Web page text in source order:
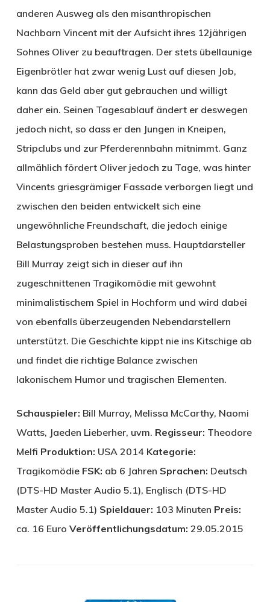
anderen Ausweg als den misanthropischen
Nachbarn Vincent mit der Aufsicht ihres 12jährigen
Sohnes Oliver zu beauftragen. Der stets übellaunige
Eigenbrötler hat zwar wenig Lust auf diesen Job,
kann das Geld aber gut gebrauchen und willigt
daher ein. Seinen Tagesablauf ändert er deswegen
jedoch nicht, so dass er den Jungen in Kneipen,
Stripclubs und zur Pferderennbahn mitnimmt. Ganz
allmählich fördert Oliver jedoch zu Tage, was hinter
Vincents griesgrämiger Fassade verborgen liegt und
zwischen den beiden entwickelt sich eine
ungewöhnliche Freundschaft, die jedoch einige
Belastungsproben bestehen muss. Hauptdarsteller
Bill Murray zeigt sich in dieser auf ihn
zugeschnittenen Tragikomödie mit gewohnt
minimalistischem Spiel in Hochform und wird dabei
von ebenfalls überzeugenden Nebendarstellern
unterstützt. Die Geschichte kippt nie ins Kitschige ab
und findet die richtige Balance zwischen
lakonischem Humor und tragischen Elementen.
Schauspieler: Bill Murray, Melissa McCarthy, Naomi
Watts, Jaeden Lieberher, uvm. Regisseur: Theodore
Melfi Produktion: USA 2014 Kategorie:
Tragikomödie FSK: ab 6 Jahren Sprachen: Deutsch
(DTS-HD Master Audio 5.1), Englisch (DTS-HD
Master Audio 5.1) Spieldauer: 103 Minuten Preis:
ca. 16 Euro Veröffentlichungsdatum: 29.05.2015